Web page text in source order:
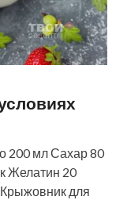
200 мл Сахар 80
Желатин 20
для